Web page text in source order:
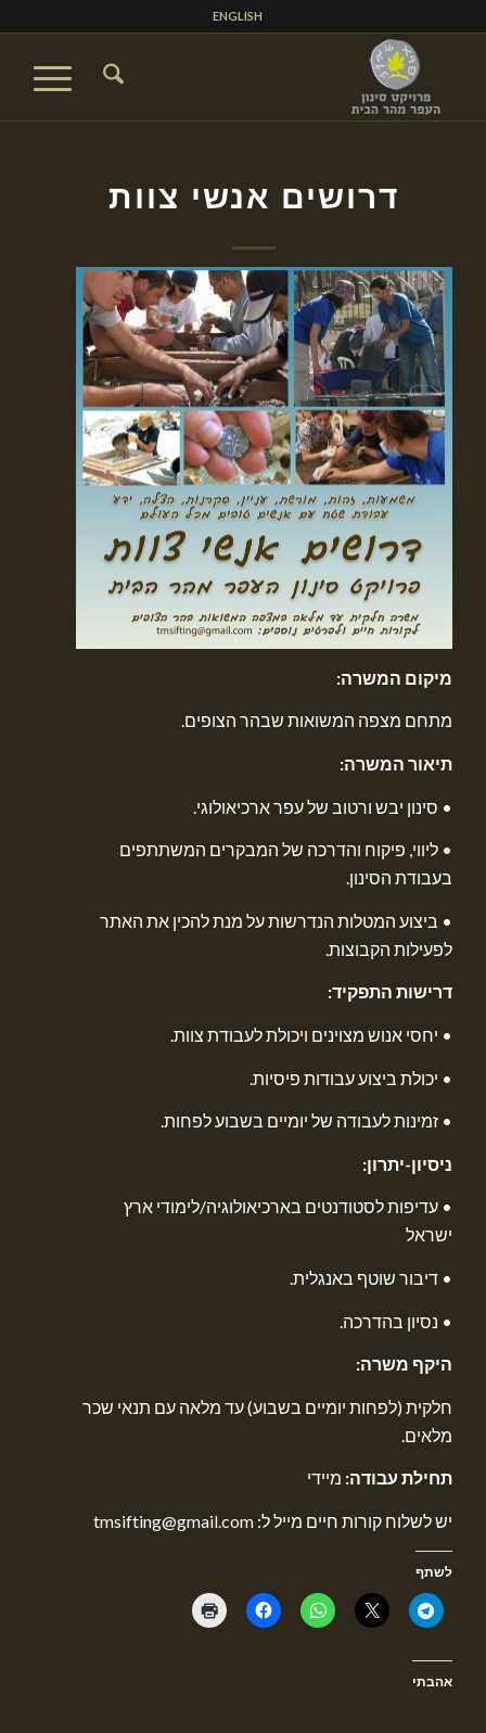
ENGLISH
דרושים אנשי צוות
מיקום המשרה:
מתחם מצפה המשואות שבהר הצופים.
תיאור המשרה:
• סינון יבש ורטוב של עפר ארכיאולוגי.
• ליווי, פיקוח והדרכה של המבקרים המשתתפים
בעבודת הסינון.
• ביצוע המטלות הנדרשות על מנת להכין את האתר
לפעילות הקבוצות.
דרישות התפקיד:
• יחסי אנוש מצוינים ויכולת לעבודת צוות.
• יכולת ביצוע עבודות פיסיות.
• זמינות לעבודה של יומיים בשבוע לפחות.
ניסיון-יתרון:
• עדיפות לסטודנטים בארכיאולוגיה/לימודי ארץ
ישראל
• דיבור שוטף באנגלית.
• נסיון בהדרכה.
היקף משרה:
חלקית (לפחות יומיים בשבוע) עד מלאה עם תנאי שכר
מלאים.
תחילת עבודה: מיידי
יש לשלוח קורות חיים מייל ל: tmsifting@gmail.com
לשתף
אהבתי